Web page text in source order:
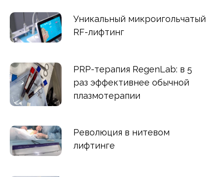
Уникальный микроигольчатый
RF-лифтинг
PRP-терапия RegenLab: в 5
раз эффективнее обычной
плазмотерапии
Революция в нитевом
лифтинге